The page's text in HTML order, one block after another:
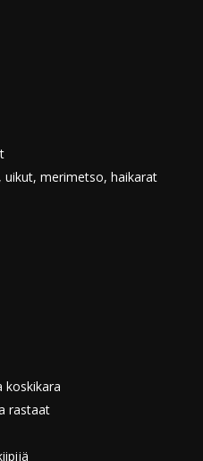
uikut, merimetso, haikarat
koskikara
rastaat